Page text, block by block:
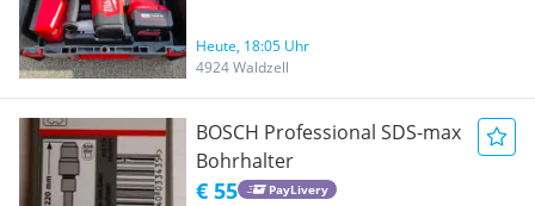
13 mm | Bürstenloser 18 V
Akku-Kombihammer mit
einer Schlagenergie von 5,0
Joule.
Heute, 18:05 Uhr
4924 Waldzell
BOSCH Professional SDS-max
Bohrhalter
€ 55 PayLivery